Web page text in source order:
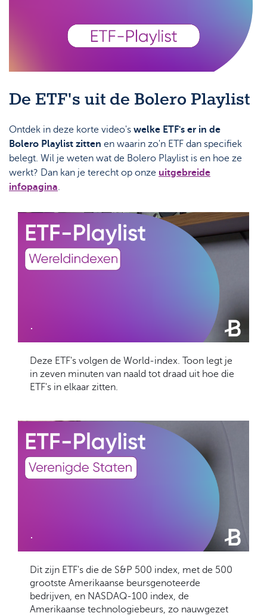
De ETF's uit de Bolero Playlist
Ontdek in deze korte video's welke ETF's er in de
Bolero Playlist zitten en waarin zo'n ETF dan specifiek
belegt. Wil je weten wat de Bolero Playlist is en hoe ze
werkt? Dan kan je terecht op onze uitgebreide
infopagina.
.
Deze ETF's volgen de World-index. Toon legt je
in zeven minuten van naald tot draad uit hoe die
ETF's in elkaar zitten.
.
Dit zijn ETF's die de S&P 500 index, met de 500
grootste Amerikaanse beursgenoteerde
bedrijven, en NASDAQ-100 index, de
Amerikaanse technologiebeurs, zo nauwgezet